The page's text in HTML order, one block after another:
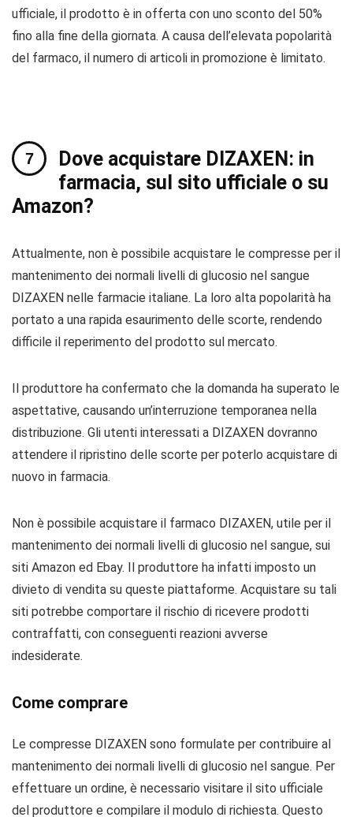
ufficiale, il prodotto è in offerta con uno sconto del 50%
fino alla fine della giornata. A causa dell’elevata popolarità
del farmaco, il numero di articoli in promozione è limitato.
Dove acquistare DIZAXEN: in
farmacia, sul sito ufficiale o su
Amazon?
Attualmente, non è possibile acquistare le compresse per il
mantenimento dei normali livelli di glucosio nel sangue
DIZAXEN nelle farmacie italiane. La loro alta popolarità ha
portato a una rapida esaurimento delle scorte, rendendo
difficile il reperimento del prodotto sul mercato.
Il produttore ha confermato che la domanda ha superato le
aspettative, causando un’interruzione temporanea nella
distribuzione. Gli utenti interessati a DIZAXEN dovranno
attendere il ripristino delle scorte per poterlo acquistare di
nuovo in farmacia.
Non è possibile acquistare il farmaco DIZAXEN, utile per il
mantenimento dei normali livelli di glucosio nel sangue, sui
siti Amazon ed Ebay. Il produttore ha infatti imposto un
divieto di vendita su queste piattaforme. Acquistare su tali
siti potrebbe comportare il rischio di ricevere prodotti
contraffatti, con conseguenti reazioni avverse
indesiderate.
Come comprare
Le compresse DIZAXEN sono formulate per contribuire al
mantenimento dei normali livelli di glucosio nel sangue. Per
effettuare un ordine, è necessario visitare il sito ufficiale
del produttore e compilare il modulo di richiesta. Questo